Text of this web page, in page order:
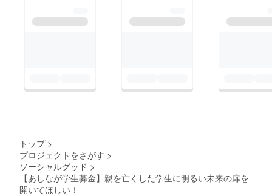
トップ >
プロジェクトをさがす >
ソーシャルグッド >
【あしなが学生募金】親を亡くした学生に明るい未来の扉を
開いてほしい！